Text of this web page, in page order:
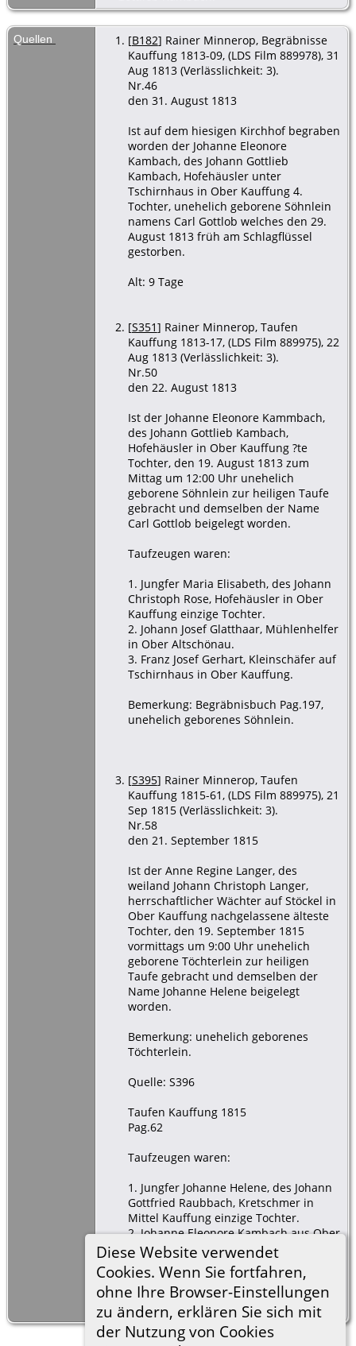
Diese Website verwendet
Cookies. Wenn Sie fortfahren,
ohne Ihre Browser-Einstellungen
zu ändern, erklären Sie sich mit
der Nutzung von Cookies
Quellen [B182] Rainer Minnerop, Begräbnisse
Kauffung 1813-09, (LDS Film 889978), 31
Aug 1813 (Verlässlichkeit: 3).
Nr.46
den 31. August 1813
Ist auf dem hiesigen Kirchhof begraben
worden der Johanne Eleonore
Kambach, des Johann Gottlieb
Kambach, Hofehäusler unter
Tschirnhaus in Ober Kauffung 4.
Tochter, unehelich geborene Söhnlein
namens Carl Gottlob welches den 29.
August 1813 früh am Schlagflüssel
gestorben.
Alt: 9 Tage
[S351] Rainer Minnerop, Taufen
Kauffung 1813-17, (LDS Film 889975), 22
Aug 1813 (Verlässlichkeit: 3).
Nr.50
den 22. August 1813
Ist der Johanne Eleonore Kammbach,
des Johann Gottlieb Kambach,
Hofehäusler in Ober Kauffung ?te
Tochter, den 19. August 1813 zum
Mittag um 12:00 Uhr unehelich
geborene Söhnlein zur heiligen Taufe
gebracht und demselben der Name
Carl Gottlob beigelegt worden.
Taufzeugen waren:
1. Jungfer Maria Elisabeth, des Johann
Christoph Rose, Hofehäusler in Ober
Kauffung einzige Tochter.
2. Johann Josef Glatthaar, Mühlenhelfer
in Ober Altschönau.
3. Franz Josef Gerhart, Kleinschäfer auf
Tschirnhaus in Ober Kauffung.
Bemerkung: Begräbnisbuch Pag.197,
unehelich geborenes Söhnlein.
[S395] Rainer Minnerop, Taufen
Kauffung 1815-61, (LDS Film 889975), 21
Sep 1815 (Verlässlichkeit: 3).
Nr.58
den 21. September 1815
Ist der Anne Regine Langer, des
weiland Johann Christoph Langer,
herrschaftlicher Wächter auf Stöckel in
Ober Kauffung nachgelassene älteste
Tochter, den 19. September 1815
vormittags um 9:00 Uhr unehelich
geborene Töchterlein zur heiligen
Taufe gebracht und demselben der
Name Johanne Helene beigelegt
worden.
Bemerkung: unehelich geborenes
Töchterlein.
Quelle: S396
Taufen Kauffung 1815
Pag.62
Taufzeugen waren:
1. Jungfer Johanne Helene, des Johann
Gottfried Raubbach, Kretschmer in
Mittel Kauffung einzige Tochter.
2. Johanne Eleonore Kambach aus Ober
Kauffung.
3. Christian Gottlieb Hainke, in Diensten
auf dem hiesigen Mittelhofe.
Der Taufeintrag erstreckt sich über 2
Seiten im Kirchenbuch